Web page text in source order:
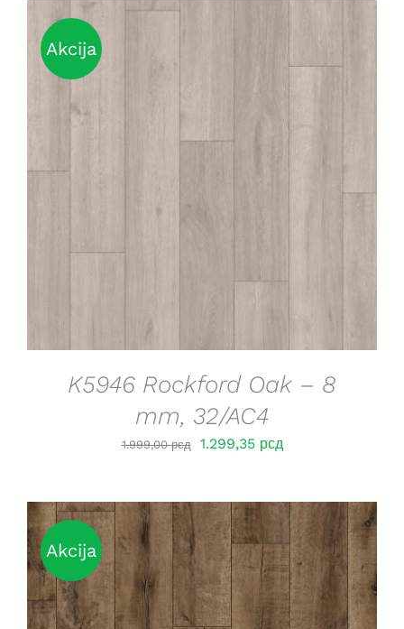
Akcija
K5946 Rockford Oak – 8
mm, 32/AC4
1.999,00рсд
Оригинална
била:
1.999,00 рсд.
1.299,35 рсдТренутна
1.299,35 рсд.
Akcija